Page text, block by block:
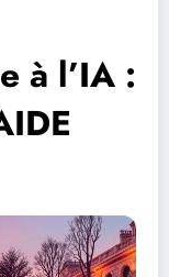
à l’IA :